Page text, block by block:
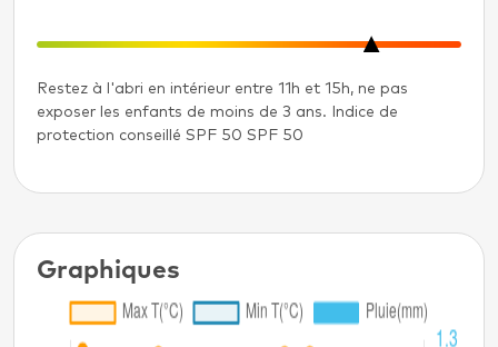
Restez à l'abri en intérieur entre 11h et 15h, ne pas
exposer les enfants de moins de 3 ans. Indice de
protection conseillé SPF 50 SPF 50
Graphiques